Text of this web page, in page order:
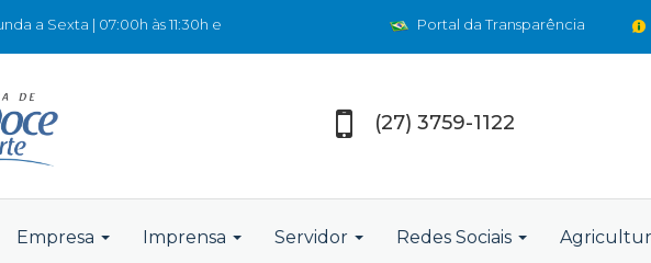
a Sexta | 07:00h às 11:30h e
Portal da Transparência
(27) 3759-1122
Empresa Imprensa Servidor Redes Sociais